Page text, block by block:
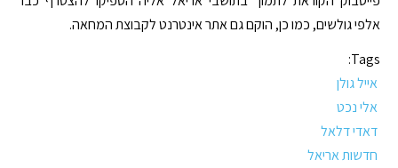
אלפי גולשים, כמו כן, הוקם גם אתר אינטרנט לקבוצת המחאה.
Tags:
אייל גולן
אלי נכט
דאדי דלאל
חדשות אריאל